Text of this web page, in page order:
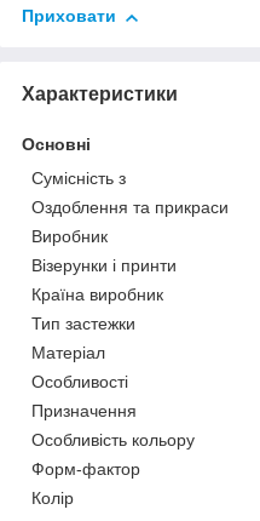
Приховати
Характеристики
Основні
Сумісність з
Оздоблення та прикраси
Виробник
Візерунки і принти
Країна виробник
Тип застежки
Матеріал
Особливості
Призначення
Особливість кольору
Форм-фактор
Колір